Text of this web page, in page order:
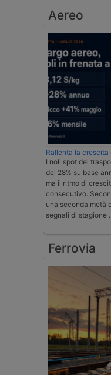
Aereo
Rallenta la
I noli spot del
del 28% su base
ma il ritmo di
consecutivo.
una seconda metà
segnali di stagione
Ferrovia